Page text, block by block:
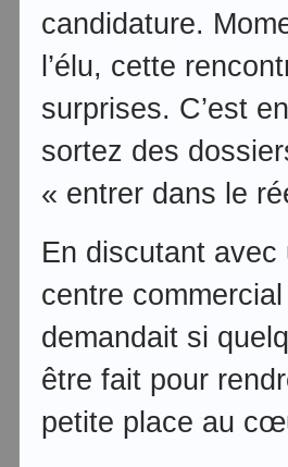
candidature.
l’élu, cette
surprises. C’est
sortez des
« entrer dans le
En discutant
centre
demandait si
être fait pour
petite place au